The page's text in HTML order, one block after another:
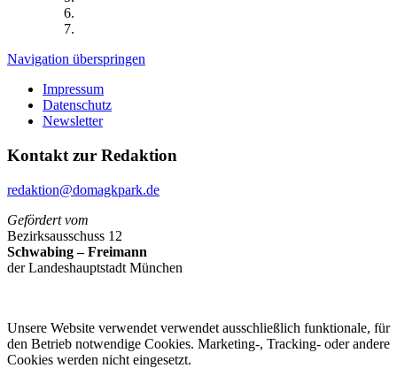
Navigation überspringen
Impressum
Datenschutz
Newsletter
Kontakt zur Redaktion
redaktion@domagkpark.de
Gefördert vom
Bezirksausschuss 12
Schwabing – Freimann
der Landeshauptstadt München
Unsere Website verwendet verwendet ausschließlich funktionale, für
den Betrieb notwendige Cookies. Marketing-, Tracking- oder andere
Cookies werden nicht eingesetzt.